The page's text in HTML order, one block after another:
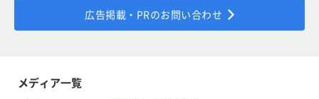
広告掲載・PRのお問い合わせ
メディア一覧